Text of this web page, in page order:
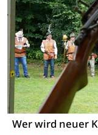
Wer wird neuer